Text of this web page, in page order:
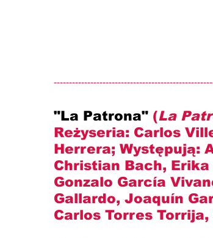
"La Patrona" (La
Reżyseria: Carlos
Herrera; Występują:
Christian Bach,
Gonzalo García
Gallardo, Joaquín
Carlos Torres